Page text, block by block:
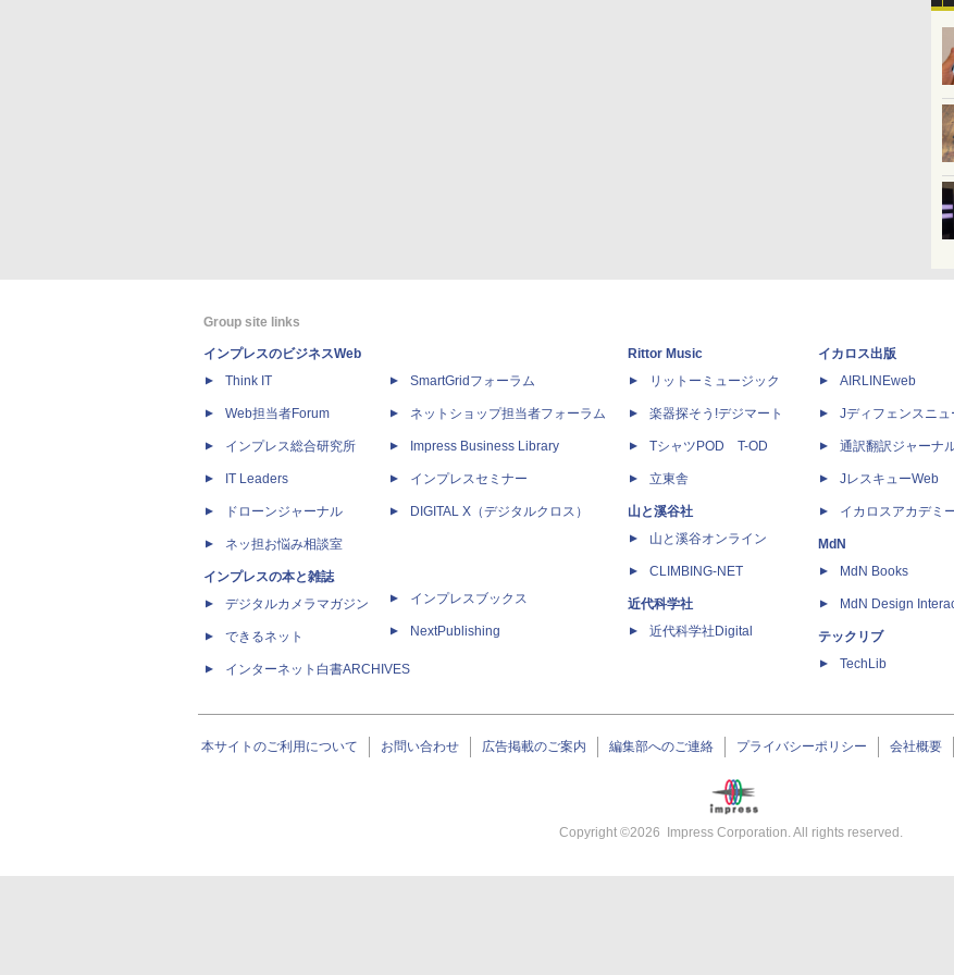
Group site links
インプレスのビジネスWeb
Think IT
Web担当者Forum
インプレス総合研究所
IT Leaders
ドローンジャーナル
ネッ担お悩み相談室
インプレスの本と雑誌
デジタルカメラマガジン
できるネット
インターネット白書ARCHIVES
SmartGridフォーラム
ネットショップ担当者フォーラム
Impress Business Library
インプレスセミナー
DIGITAL X（デジタルクロス）
インプレスブックス
NextPublishing
Rittor Music
リットーミュージック
楽器探そう!デジマート
TシャツPOD T-OD
立東舎
山と溪谷社
山と溪谷オンライン
CLIMBING-NET
近代科学社
近代科学社Digital
イカロス出版
AIRLINEweb
Jディフェンスニュ
通訳翻訳ジャーナ
JレスキューWeb
イカロスアカデミ
MdN
MdN Books
MdN Design
テックリブ
TechLib
本サイトのご利用について お問い合わせ 広告掲載のご案内 編集部へのご連絡 プライバシーポリシー 会社概要
Copyright ©2026 Impress Corporation. All rights reserved.